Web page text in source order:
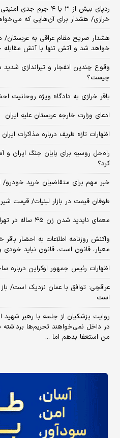
ردپای بیش از ۳ یا ۴
خرازی/ هشدار برای آن‌هایی که می‌خواهند به ۲۵۰ هزار نفر
هشدار صریح مقام عراقی به
خواهد شد و آتش تنها با آتش
وقوع چندین انفجار و تیراندازی شدید
چیست؟
باقر خرازی به دادگاه ویژه روحانیت
ادعای وزارت خارجه عربستان علیه ایران
اظهارات تازه ظریف درباره مذاکرات ایران
راه‌حل روسیه برای پایان جنگ ایران و
کرد؟
خبر مهم برای متقاضیان خرید خودرو/ این خودرو ۸۰
طوفان قیمت در بازار لبنیات/ قیمت
معمای ناپدید شدن زن ۴۵ ساله در تهران کشف شد+ جزئیات
واکنش روزنامه اطلاعات به احضار باقر
معیار، قانون است، قانون نباید
اظهارات رئیس جمهور اوکراین
عراقچی: توافق با عمان نزدیک است/
است
روایت پزشکیان از جلسه با رهبر شهید
در داخل نمی‌خواهند تحریم‌ها
من استعفا بدهم اما ...